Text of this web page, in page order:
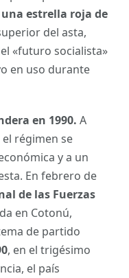
estrella roja de
del asta,
«futuro socialista»
en uso durante
en 1990. A
régimen se
y a un
En febrero de
de las Fuerzas
en Cotonú,
de partido
, en el trigésimo
el país